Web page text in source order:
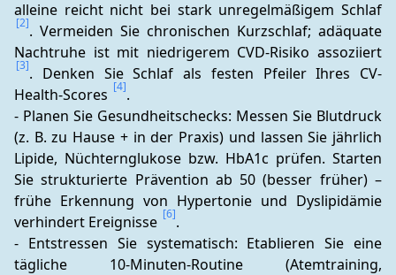
[2]. Vermeiden Sie chronischen Kurzschlaf; adäquate
[3]. Denken Sie Schlaf als festen Pfeiler Ihres CV-
Health-Scores [4].
- Planen Sie Gesundheitschecks: Messen Sie Blutdruck
(z. B. zu Hause + in der Praxis) und lassen Sie jährlich
Lipide, Nüchternglukose bzw. HbA1c prüfen. Starten
Sie strukturierte Prävention ab 50 (besser früher) –
frühe Erkennung von Hypertonie und Dyslipidämie
verhindert Ereignisse [6].
- Entstressen Sie systematisch: Etablieren Sie eine
tägliche 10‑Minuten-Routine (Atemtraining,